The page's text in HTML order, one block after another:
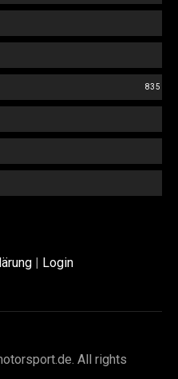
835
| Login
All rights